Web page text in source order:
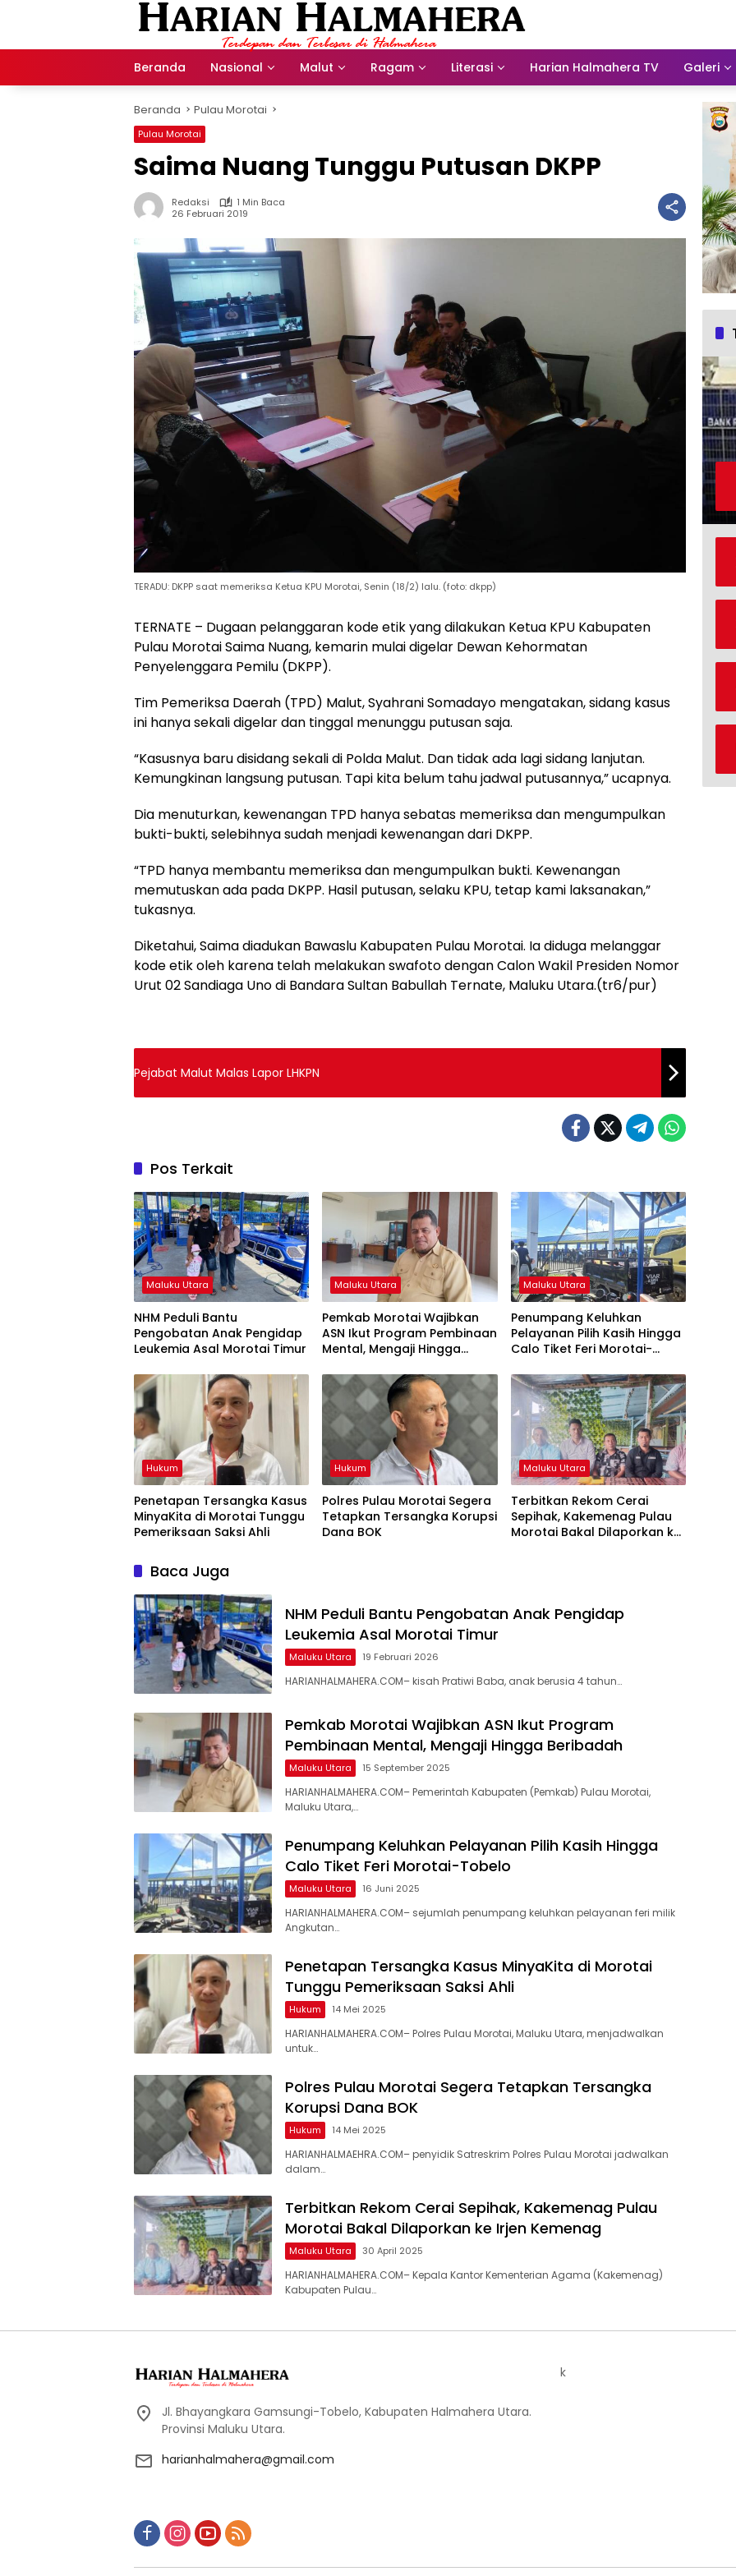
Beranda Nasional Malut Ragam Literasi Harian Halmahera TV Galeri
Beranda Pulau Morotai
Pulau Morotai
Saima Nuang Tunggu Putusan DKPP
Redaksi
1 Min Baca
26 Februari 2019
TERADU: DKPP saat memeriksa Ketua KPU Morotai, Senin (18/2) lalu. (foto: dkpp)
TERNATE – Dugaan pelanggaran kode etik yang dilakukan Ketua KPU Kabupaten
Pulau Morotai Saima Nuang, kemarin mulai digelar Dewan Kehormatan
Penyelenggara Pemilu (DKPP).
Tim Pemeriksa Daerah (TPD) Malut, Syahrani Somadayo mengatakan, sidang kasus
ini hanya sekali digelar dan tinggal menunggu putusan saja.
“Kasusnya baru disidang sekali di Polda Malut. Dan tidak ada lagi sidang lanjutan.
Kemungkinan langsung putusan. Tapi kita belum tahu jadwal putusannya,” ucapnya.
Dia menuturkan, kewenangan TPD hanya sebatas memeriksa dan mengumpulkan
bukti-bukti, selebihnya sudah menjadi kewenangan dari DKPP.
“TPD hanya membantu memeriksa dan mengumpulkan bukti. Kewenangan
memutuskan ada pada DKPP. Hasil putusan, selaku KPU, tetap kami laksanakan,”
tukasnya.
Diketahui, Saima diadukan Bawaslu Kabupaten Pulau Morotai. Ia diduga melanggar
kode etik oleh karena telah melakukan swafoto dengan Calon Wakil Presiden Nomor
Urut 02 Sandiaga Uno di Bandara Sultan Babullah Ternate, Maluku Utara.(tr6/pur)
Pejabat Malut Malas Lapor LHKPN
Pos Terkait
Maluku Utara
NHM Peduli Bantu
Pengobatan Anak Pengidap
Leukemia Asal Morotai Timur
Maluku Utara
Pemkab Morotai Wajibkan
ASN Ikut Program Pembinaan
Mental, Mengaji Hingga
Maluku Utara
Penumpang Keluhkan
Pelayanan Pilih Kasih Hingga
Calo Tiket Feri Morotai-
Hukum
Penetapan Tersangka Kasus
MinyaKita di Morotai Tunggu
Pemeriksaan Saksi Ahli
Hukum
Polres Pulau Morotai Segera
Tetapkan Tersangka Korupsi
Dana BOK
Maluku Utara
Terbitkan Rekom Cerai
Sepihak, Kakemenag Pulau
Morotai Bakal Dilaporkan ke
Baca Juga
NHM Peduli Bantu Pengobatan Anak Pengidap
Leukemia Asal Morotai Timur
Maluku Utara 19 Februari 2026
HARIANHALMAHERA.COM– kisah Pratiwi Baba, anak berusia 4 tahun…
Pemkab Morotai Wajibkan ASN Ikut Program
Pembinaan Mental, Mengaji Hingga Beribadah
Maluku Utara 15 September 2025
HARIANHALMAHERA.COM– Pemerintah Kabupaten (Pemkab) Pulau Morotai,
Maluku Utara,…
Penumpang Keluhkan Pelayanan Pilih Kasih Hingga
Calo Tiket Feri Morotai-Tobelo
Maluku Utara 16 Juni 2025
HARIANHALMAHERA.COM– sejumlah penumpang keluhkan pelayanan feri milik
Angkutan…
Penetapan Tersangka Kasus MinyaKita di Morotai
Tunggu Pemeriksaan Saksi Ahli
Hukum 14 Mei 2025
HARIANHALMAHERA.COM– Polres Pulau Morotai, Maluku Utara, menjadwalkan
untuk…
Polres Pulau Morotai Segera Tetapkan Tersangka
Korupsi Dana BOK
Hukum 14 Mei 2025
HARIANHALMAEHRA.COM– penyidik Satreskrim Polres Pulau Morotai jadwalkan
dalam…
Terbitkan Rekom Cerai Sepihak, Kakemenag Pulau
Morotai Bakal Dilaporkan ke Irjen Kemenag
Maluku Utara 30 April 2025
HARIANHALMAHERA.COM– Kepala Kantor Kementerian Agama (Kakemenag)
Kabupaten Pulau…
Jl. Bhayangkara Gamsungi-Tobelo, Kabupaten Halmahera Utara.
Provinsi Maluku Utara.
harianhalmahera@gmail.com
k